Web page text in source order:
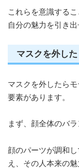
これらを意識する
自分の魅力を引き出
マスクを外し
マスクを外したら
要素があります。
まず、顔全体のバ
顔のパーツが調和
え、その人本来の